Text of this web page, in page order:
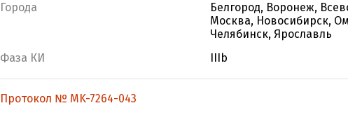
Города
Белгород, Воронеж,
Москва, Новосибирск,
Челябинск, Ярославль
Фаза КИ
IIIb
Протокол № MK-7264-043